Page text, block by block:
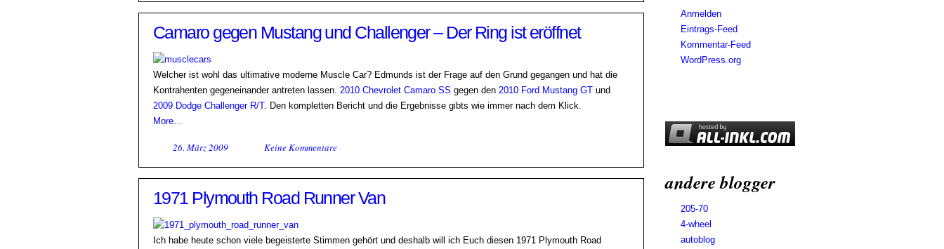
Anmelden
Eintrags-Feed
Kommentar-Feed
WordPress.org
andere blogger
205-70
4-wheel
autoblog
Camaro gegen Mustang und Challenger – Der Ring ist eröffnet
Welcher ist wohl das ultimative moderne Muscle Car? Edmunds ist der Frage auf den Grund gegangen und hat die
Kontrahenten gegeneinander antreten lassen. 2010 Chevrolet Camaro SS gegen den 2010 Ford Mustang GT und
2009 Dodge Challenger R/T. Den kompletten Bericht und die Ergebnisse gibts wie immer nach dem Klick.
More…
26. März 2009 Keine Kommentare
1971 Plymouth Road Runner Van
Ich habe heute schon viele begeisterte Stimmen gehört und deshalb will ich Euch diesen 1971 Plymouth Road